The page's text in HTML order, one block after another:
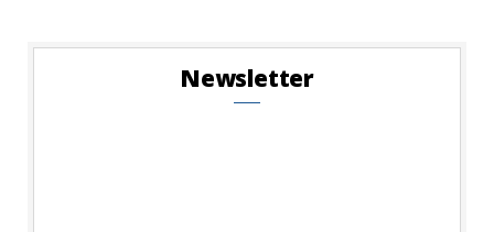
Newsletter